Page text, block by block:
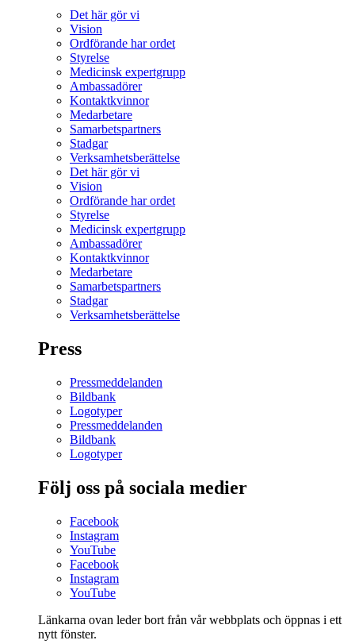
Det här gör vi
Vision
Ordförande har ordet
Styrelse
Medicinsk expertgrupp
Ambassadörer
Kontaktkvinnor
Medarbetare
Samarbetspartners
Stadgar
Verksamhetsberättelse
Det här gör vi
Vision
Ordförande har ordet
Styrelse
Medicinsk expertgrupp
Ambassadörer
Kontaktkvinnor
Medarbetare
Samarbetspartners
Stadgar
Verksamhetsberättelse
Press
Pressmeddelanden
Bildbank
Logotyper
Pressmeddelanden
Bildbank
Logotyper
Följ oss på sociala medier
Facebook
Instagram
YouTube
Facebook
Instagram
YouTube
Länkarna ovan leder bort från vår webbplats och öppnas i ett
nytt fönster.